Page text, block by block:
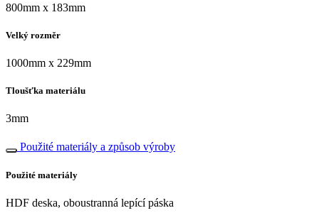
800mm x 183mm
Velký rozměr
1000mm x 229mm
Tloušťka materiálu
3mm
Použité materiály a způsob výroby
Použité materiály
HDF deska, oboustranná lepící páska